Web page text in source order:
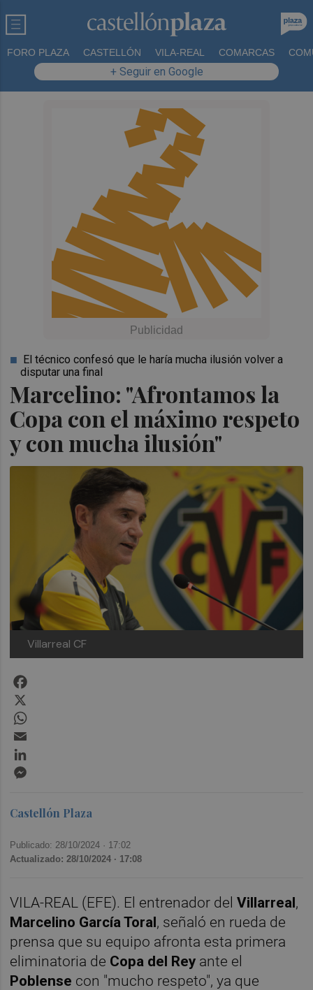
FORO PLAZA CASTELLÓN VILA-REAL COMARCAS
+ Seguir en Google
Marcelino: "Afrontamos la
Copa con el máximo respeto
y con mucha ilusión"
El técnico confesó que le haría mucha ilusión volver a
disputar una final
Villarreal CF
Castellón Plaza
Publicado: 28/10/2024 · 17:02
Actualizado: 28/10/2024 · 17:08
VILA-REAL (EFE). El entrenador delVillarreal,
Marcelino García Toral, señaló en rueda de
prensa que su equipo afronta esta primera
eliminatoria de Copa del Rey ante el
Poblense con "mucho respeto", ya que